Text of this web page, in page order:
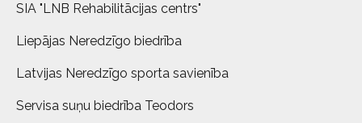
SIA "LNB Rehabilitācijas centrs"
Liepājas Neredzīgo biedrība
Latvijas Neredzīgo sporta savienība
Servisa suņu biedrība Teodors